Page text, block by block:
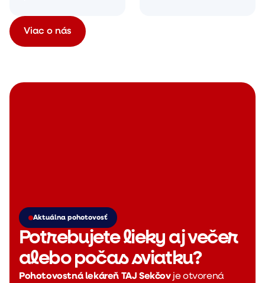
Viac o nás
Aktuálna pohotovosť
Potrebujete lieky aj večer
alebo počas sviatku?
Pohotovostná lekáreň TAJ Sekčovje otvorená